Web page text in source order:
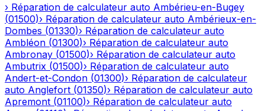
› Réparation de calculateur auto Ambérieu-en-Bugey
(01500)› Réparation de calculateur auto Ambérieux-en-
Dombes (01330)› Réparation de calculateur auto
Ambléon (01300)› Réparation de calculateur auto
Ambronay (01500)› Réparation de calculateur auto
Ambutrix (01500)› Réparation de calculateur auto
Andert-et-Condon (01300)› Réparation de calculateur
auto Anglefort (01350)› Réparation de calculateur auto
Apremont (01100)› Réparation de calculateur auto